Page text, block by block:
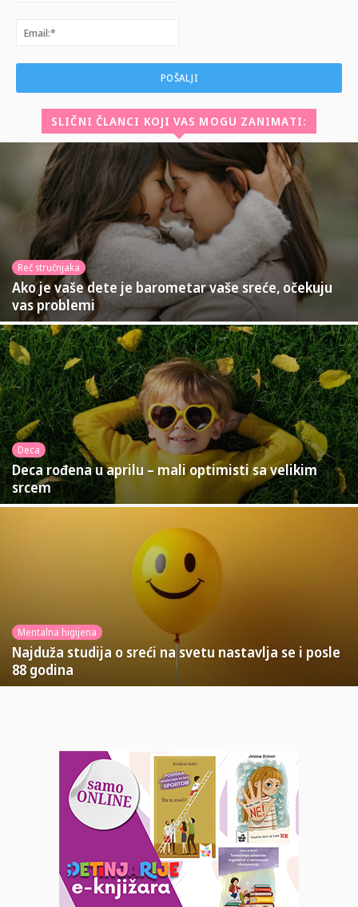
SLIČNI ČLANCI KOJI VAS MOGU ZANIMATI:
Reč stručnjaka
Ako je vaše dete je barometar vaše sreće, očekuju
vas problemi
Deca
Deca rođena u aprilu – mali optimisti sa velikim
srcem
Mentalna higijena
Najduža studija o sreći na svetu nastavlja se i posle
88 godina